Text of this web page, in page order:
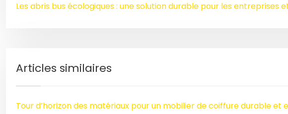
Les abris bus écologiques : une solution durable pour les entreprises
Articles similaires
Tour d’horizon des matériaux pour un mobilier de coiffure durable et